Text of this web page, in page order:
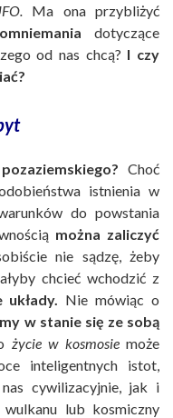
Ma ona przybliżyć
dotyczące
od nas chcą? I czy
Choć
istnienia w
do powstania
można zaliczyć
nie sądzę, żeby
chcieć wchodzić z
Nie mówiąc o
w stanie się ze sobą
życie w kosmosiemoże
inteligentnych istot,
cywilizacyjnie, jak i
lub kosmiczny